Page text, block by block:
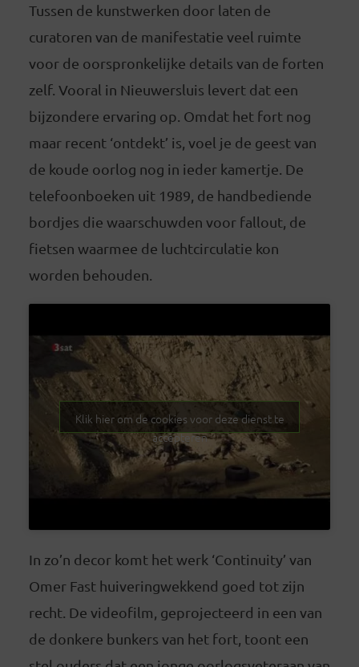
Tussen de kunstwerken door laten de
curatoren van de manifestatie veel ruimte
voor de oorspronkelijke details van de forten
zelf. Vooral in Nieuwersluis levert dat een
bijzondere ervaring op. Omdat het fort nog
maar recent ‘ontdekt’ is, voel je de geest van
de koude oorlog nog in ieder kamertje. De
telefoonboeken uit 1989, de handbediende
bordjes die waarschuwden voor fallout, de
fietsen waarmee de luchtcirculatie kon
worden behouden.
Klik hier om de cookies voor deze dienst te
accepteren
In zo’n decor komt het werk ‘Continuity’ van
Omer Fast huiveringwekkend goed tot zijn
recht. De videofilm, geprojecteerd in een van
de donkere bunkers van het fort, toont een